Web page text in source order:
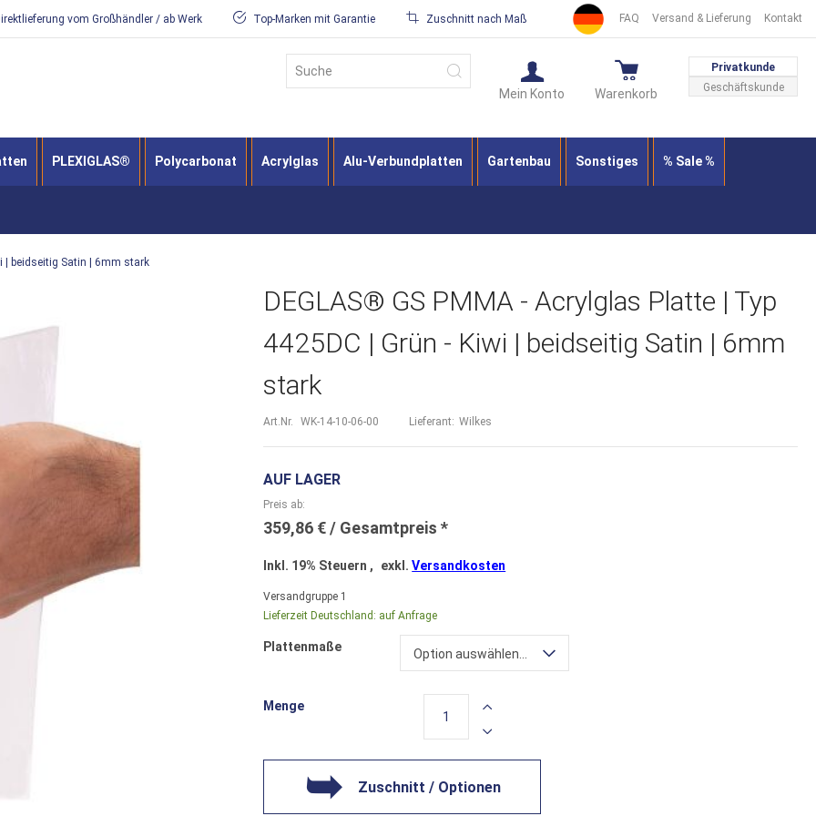
FAQ Versand & Lieferung Kontakt
vom Großhändler / ab Werk Top-Marken mit Garantie Zuschnitt nach Maß
Privatkunde
Geschäftskunde
Warenkorb
Mein Konto
Suche
PLEXIGLAS® Polycarbonat Acrylglas Alu-Verbundplatten Gartenbau Sonstiges % Sale %
| beidseitig Satin | 6mm stark
DEGLAS® GS PMMA - Acrylglas Platte | Typ
4425DC | Grün - Kiwi | beidseitig Satin | 6mm
stark
Art.Nr. WK-14-10-06-00 Lieferant: Wilkes
AUF LAGER
Preis ab
359,86 €
Inkl. 19% Steuern , exkl.Versandkosten
Versandgruppe 1
Lieferzeit Deutschland: auf Anfrage
Plattenmaße Option auswählen...
Menge
Zuschnitt / Optionen